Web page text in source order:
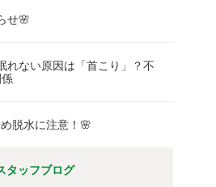
せ🌸
ない原因は「首こり」？不
脱水に注意！🌸
タッフブログ